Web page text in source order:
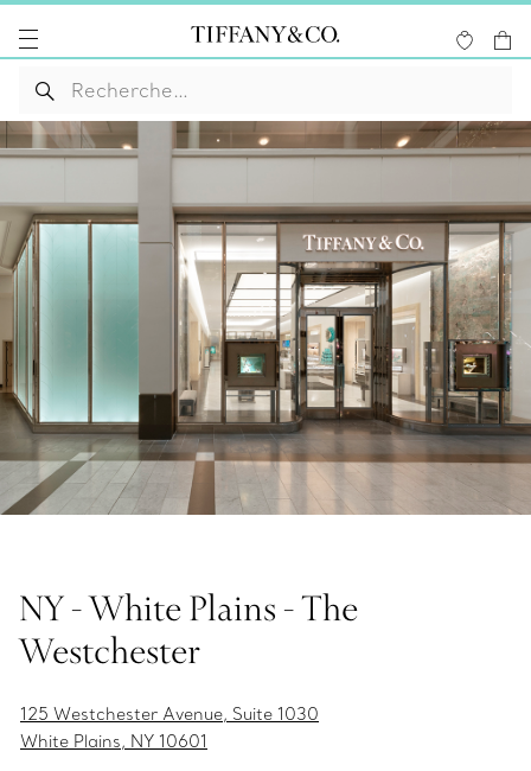
NY - White Plains - The
Westchester
125 Westchester Avenue, Suite 1030
White Plains, NY 10601